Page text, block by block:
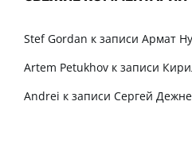
Stef Gordan к записи Армат
Artem Petukhov к записи
Andrei к записи Сергей